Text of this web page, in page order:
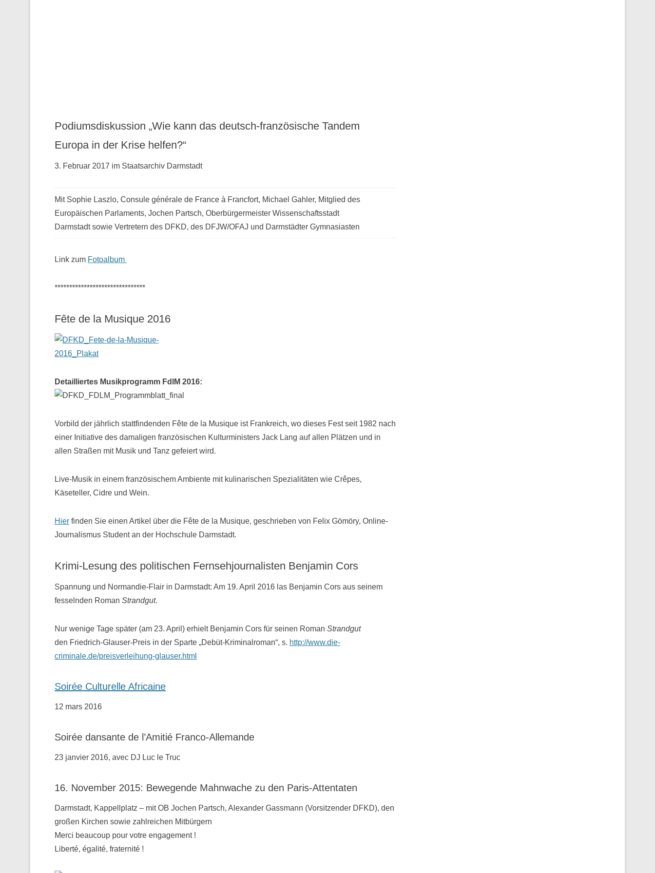
Podiumsdiskussion „Wie kann das deutsch-französische Tandem
Europa in der Krise helfen?“
3. Februar 2017 im Staatsarchiv Darmstadt
Mit Sophie Laszlo, Consule générale de France à Francfort, Michael Gahler, Mitglied des
Europäischen Parlaments, Jochen Partsch, Oberbürgermeister Wissenschaftsstadt
Darmstadt sowie Vertretern des DFKD, des DFJW/OFAJ und Darmstädter Gymnasiasten
Link zum Fotoalbum
*******************************
Fête de la Musique 2016
Detailliertes Musikprogramm FdlM 2016:
Vorbild der jährlich stattfindenden Fête de la Musique ist Frankreich, wo dieses Fest seit 1982 nach
einer Initiative des damaligen französischen Kulturministers Jack Lang auf allen Plätzen und in
allen Straßen mit Musik und Tanz gefeiert wird.
Live-Musik in einem französischem Ambiente mit kulinarischen Spezialitäten wie Crêpes,
Käseteller, Cidre und Wein.
Hier finden Sie einen Artikel über die Fête de la Musique, geschrieben von Felix Gömöry, Online-
Journalismus Student an der Hochschule Darmstadt.
Krimi-Lesung des politischen Fernsehjournalisten Benjamin Cors
Spannung und Normandie-Flair in Darmstadt: Am 19. April 2016 las Benjamin Cors aus seinem
fesselnden Roman Strandgut.
Nur wenige Tage später (am 23. April) erhielt Benjamin Cors für seinen Roman Strandgut
den Friedrich-Glauser-Preis in der Sparte „Debüt-Kriminalroman“, s. http://www.die-
criminale.de/preisverleihung-glauser.html
Soirée Culturelle Africaine
12 mars 2016
Soirée dansante de l’Amitié Franco-Allemande
23 janvier 2016, avec DJ Luc le Truc
16. November 2015: Bewegende Mahnwache zu den ‪Paris-Attentaten
Darmstadt, Kappellplatz – mit OB Jochen Partsch, Alexander Gassmann (Vorsitzender ‪‎DFKD), den
großen Kirchen sowie zahlreichen Mitbürgern
Merci beaucoup pour votre engagement !
Liberté, égalité, fraternité !